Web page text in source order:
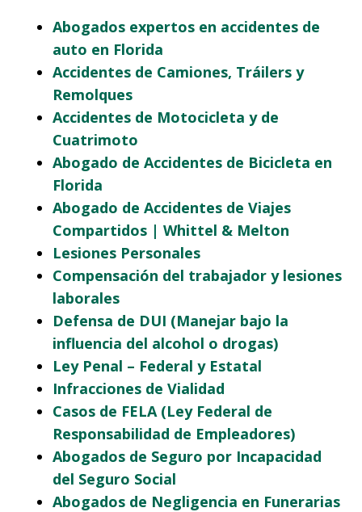
Abogados expertos en accidentes de
auto en Florida
Accidentes de Camiones, Tráilers y
Remolques
Accidentes de Motocicleta y de
Cuatrimoto
Abogado de Accidentes de Bicicleta en
Florida
Abogado de Accidentes de Viajes
Compartidos | Whittel & Melton
Lesiones Personales
Compensación del trabajador y lesiones
laborales
Defensa de DUI (Manejar bajo la
influencia del alcohol o drogas)
Ley Penal – Federal y Estatal
Infracciones de Vialidad
Casos de FELA (Ley Federal de
Responsabilidad de Empleadores)
Abogados de Seguro por Incapacidad
del Seguro Social
Abogados de Negligencia en Funerarias